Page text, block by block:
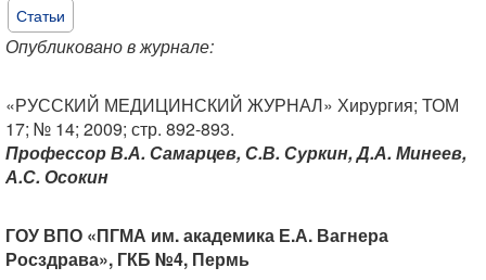
Статьи
Опубликовано в журнале:
«РУССКИЙ МЕДИЦИНСКИЙ ЖУРНАЛ» Хирургия; ТОМ
17; № 14; 2009; стр. 892-893.
Профессор В.А. Самарцев, С.В. Суркин, Д.А. Минеев,
А.С. Осокин
ГОУ ВПО «ПГМА им. академика Е.А. Вагнера
Росздрава», ГКБ №4, Пермь